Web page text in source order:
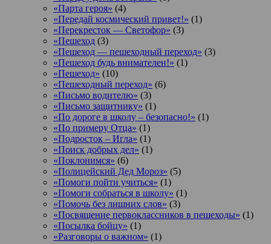
«Парта героя» (4)
«Передай космический привет!» (1)
«Перекресток — Светофор» (3)
«Пешеход (3)
«Пешеход — пешеходный переход» (3)
«Пешеход будь внимателен!» (1)
«Пешеход» (10)
«Пешеходный переход» (6)
«Письмо водителю» (3)
«Письмо защитнику» (1)
«По дороге в школу – безопасно!» (1)
«По примеру Отца» (1)
«Подросток ‒ Игла» (1)
«Поиск добрых дел» (1)
«Поклонимся» (6)
«Полицейский Дед Мороз» (5)
«Помоги пойти учиться» (1)
«Помоги собраться в школу» (1)
«Помочь без лишних слов» (3)
«Посвящение первоклассников в пешеходы» (1)
«Посылка бойцу» (1)
«Разговоры о важном» (1)